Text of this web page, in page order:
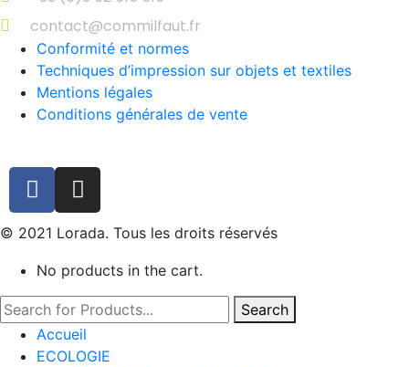
contact@commilfaut.fr
Conformité et normes
Techniques d’impression sur objets et textiles
Mentions légales
Conditions générales de vente
© 2021 Lorada. Tous les droits réservés
No products in the cart.
Search
Accueil
ECOLOGIE